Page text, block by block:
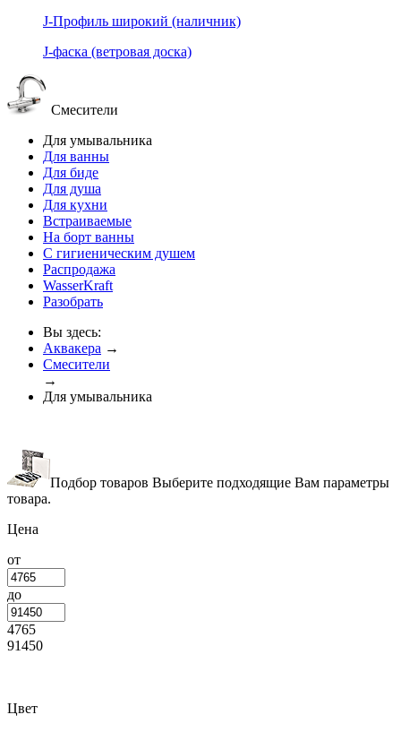
J-Профиль широкий (наличник)
J-фаска (ветровая доска)
Смесители
Для умывальника
Для ванны
Для биде
Для душа
Для кухни
Встраиваемые
На борт ванны
C гигиеническим душем
Распродажа
WasserKraft
Разобрать
Вы здесь:
Аквакера →
Смесители
→
Для умывальника
Подбор товаров Выберите подходящие Вам параметры
товара.
Цена
от
до
4765
91450
Цвет